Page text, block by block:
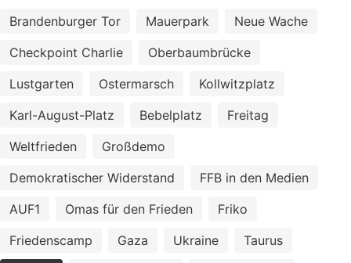
Brandenburger Tor Mauerpark
Neue Wache
Checkpoint Charlie
Oberbaumbrücke
Lustgarten
Ostermarsch
Kollwitzplatz
Karl-August-Platz
Bebelplatz
Freitag
Weltfrieden
Großdemo
Demokratischer Widerstand
FFB in den Medien
AUF1
Omas für den Frieden
Friko
Friedenscamp
Gaza Ukraine
Taurus